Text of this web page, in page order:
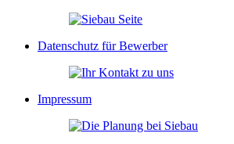
Datenschutz für Bewerber
Impressum